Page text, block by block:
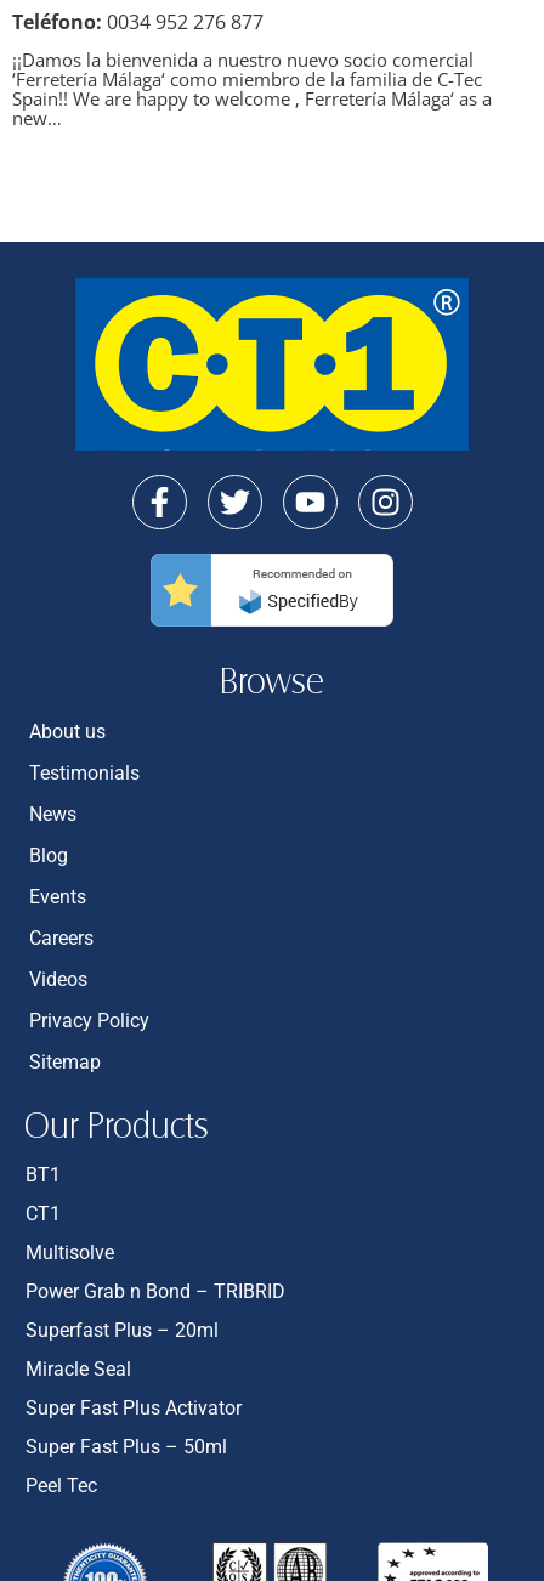
Teléfono: 0034 952 276 877
¡¡Damos la bienvenida a nuestro nuevo socio comercial
‘Ferretería Málaga‘ como miembro de la familia de C-Tec
Spain!! We are happy to welcome ‚ Ferretería Málaga‘ as a
new…
Browse
About us
Testimonials
News
Blog
Events
Careers
Videos
Privacy Policy
Sitemap
Our Products
BT1
CT1
Multisolve
Power Grab n Bond – TRIBRID
Superfast Plus – 20ml
Miracle Seal
Super Fast Plus Activator
Super Fast Plus – 50ml
Peel Tec